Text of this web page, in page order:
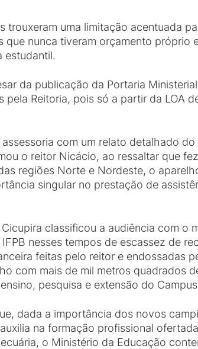
trouxeram uma limitação acentuada
nunca tiveram orçamento próprio
estudantil.
da publicação da Portaria
pela Reitoria, pois só a partir da LOA
com um relato detalhado
o reitor Nicácio, ao ressaltar que
regiões Norte e Nordeste, o
singular no prestação de
classificou a audiência com o
nesses tempos de escassez de
feitas pelo reitor e endossadas
com mais de mil metros quadrados
pesquisa e extensão do
dada a importância dos novos
na formação profissional
o Ministério da Educação